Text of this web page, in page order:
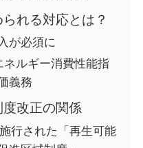
れる対応とは？
が必須に
ネルギー消費性能指
義務
改正の関係
行された「再生可能